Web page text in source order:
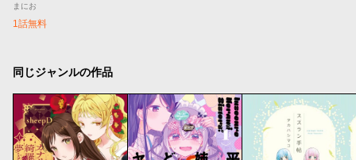
まにお
1話無料
同じジャンルの作品